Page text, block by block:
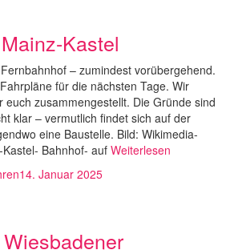
Kastel
– zumindest vorübergehend.
für die nächsten Tage. Wir
euch zusammengestellt. Die Gründe sind
klar – vermutlich findet sich auf der
eine Baustelle. Bild: Wikimedia-
Bahnhof- auf Weiterlesen
14. Januar 2025